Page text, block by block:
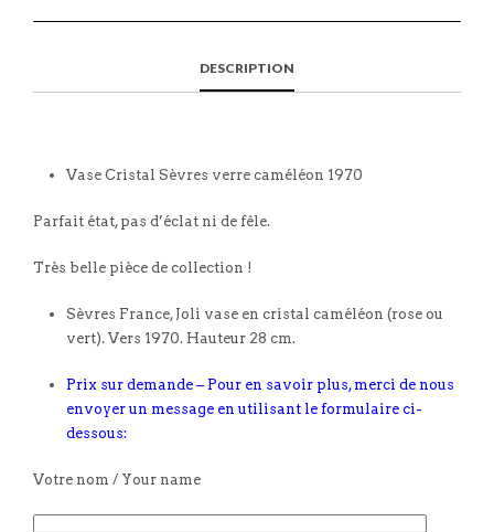
DESCRIPTION
Vase Cristal Sèvres verre caméléon 1970
Parfait état, pas d’éclat ni de fêle.
Très belle pièce de collection !
Sèvres France, Joli vase en cristal caméléon (rose ou
vert). Vers 1970. Hauteur 28 cm.
Prix sur demande – Pour en savoir plus, merci de nous
envoyer un message en utilisant le formulaire ci-
dessous:
Votre nom / Your name